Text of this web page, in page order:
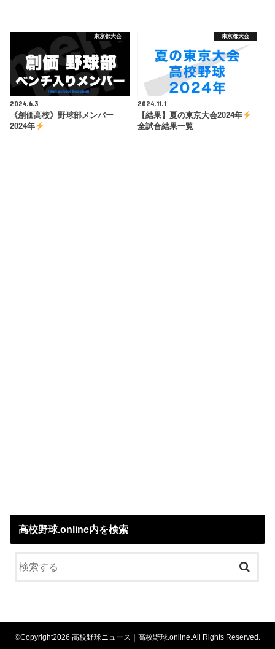
東京都大会
2024.6.3
《創価高校》野球部メンバー
2024年
東京都大会
2024.11.1
【結果】夏の東京大会2024年
全試合結果一覧
高校野球.online内を検索
©Copyright2026 高校野球ニュース｜高校野球.online .All Rights Reserved.